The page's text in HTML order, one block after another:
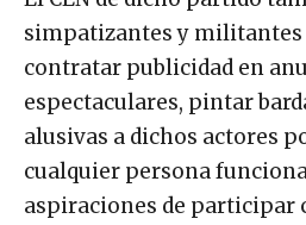
simpatizantes y militantes
contratar publicidad en
espectaculares, pintar
alusivas a dichos actores
cualquier persona
aspiraciones de participar